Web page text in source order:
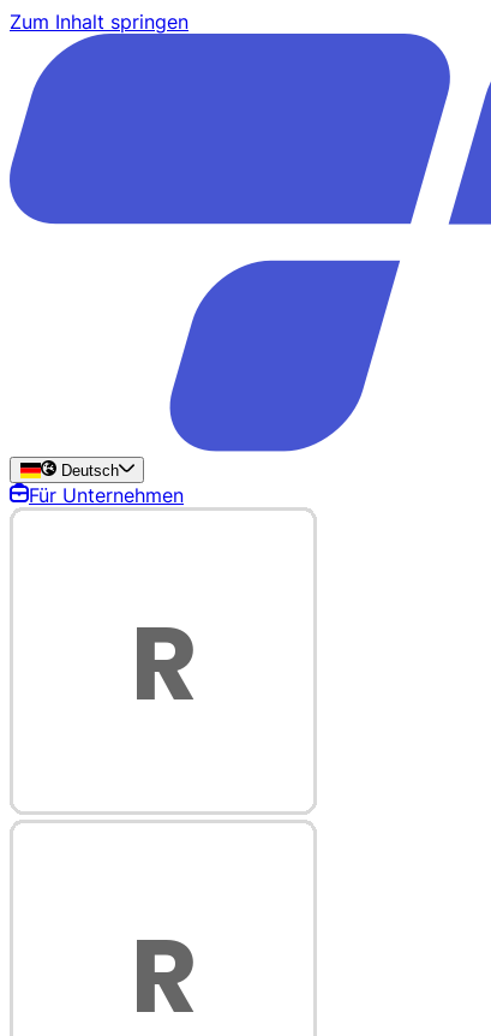
Zum Inhalt springen
Deutsch
Für Unternehmen